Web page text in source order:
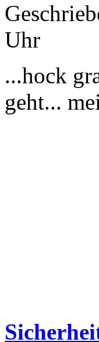
Uhr
...hock
geht...